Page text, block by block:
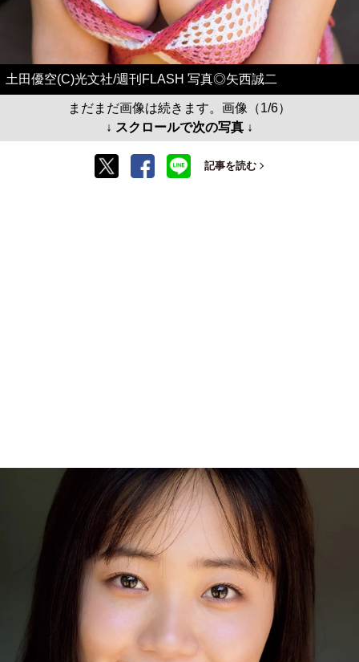
土田優空(C)光文社/週刊FLASH 写真◎矢西誠二
まだまだ画像は続きます。画像（1/6）
↓ スクロールで次の写真 ↓
記事を読む